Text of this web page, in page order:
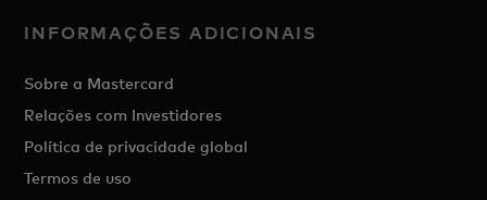
INFORMAÇÕES ADICIONAIS
Sobre a Mastercard
Relações com Investidores
Política de privacidade global
Termos de uso